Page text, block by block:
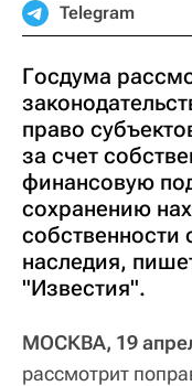
Telegram
Госдума
право
за счет
финансовую
сохранению
собственности
наследия,
"Известия".
МОСКВА, 19
рассмотрит